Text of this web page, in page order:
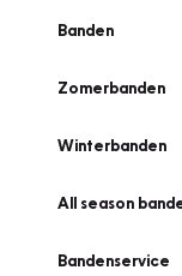
Banden
Zomerbanden
Winterbanden
All season
Bandenservice